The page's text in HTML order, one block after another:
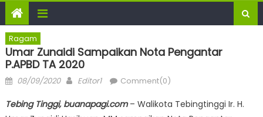
Ragam
Umar Zunaidi Sampaikan Nota Pengantar
P.APBD TA 2020
Posted
08/09/2020 Author
Editor1 Comment(0)
Tebing Tinggi, buanapagi.com– Walikota Tebingtinggi Ir. H.